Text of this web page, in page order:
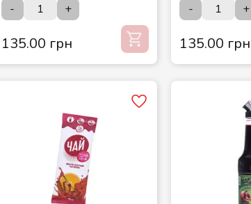
- +
135.00 грн
- +
135.00 грн